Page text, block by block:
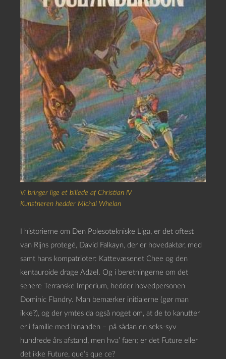
Vi bringer lige et billede af Christian IV
Kunstneren hedder Michal Whelan
I historierne om Den Polesotekniske Liga, er det oftest
van Rijns protegé, David Falkayn, der er hovedaktør, med
samt hans kompatrioter: Kattevæsenet Chee og den
kentauroide drage Adzel. Og i beretningerne om det
senere Terranske Imperium, hedder hovedpersonen
Dominic Flandry. Man bemærker initialerne (gør man
ikke?), og der ymtes da også noget om, at de to kanutter
er i familie med hinanden – på sådan en seks-syv
hundrede års afstand, men hva’ faen; er det Future eller
det ikke Future, que’s que ce?